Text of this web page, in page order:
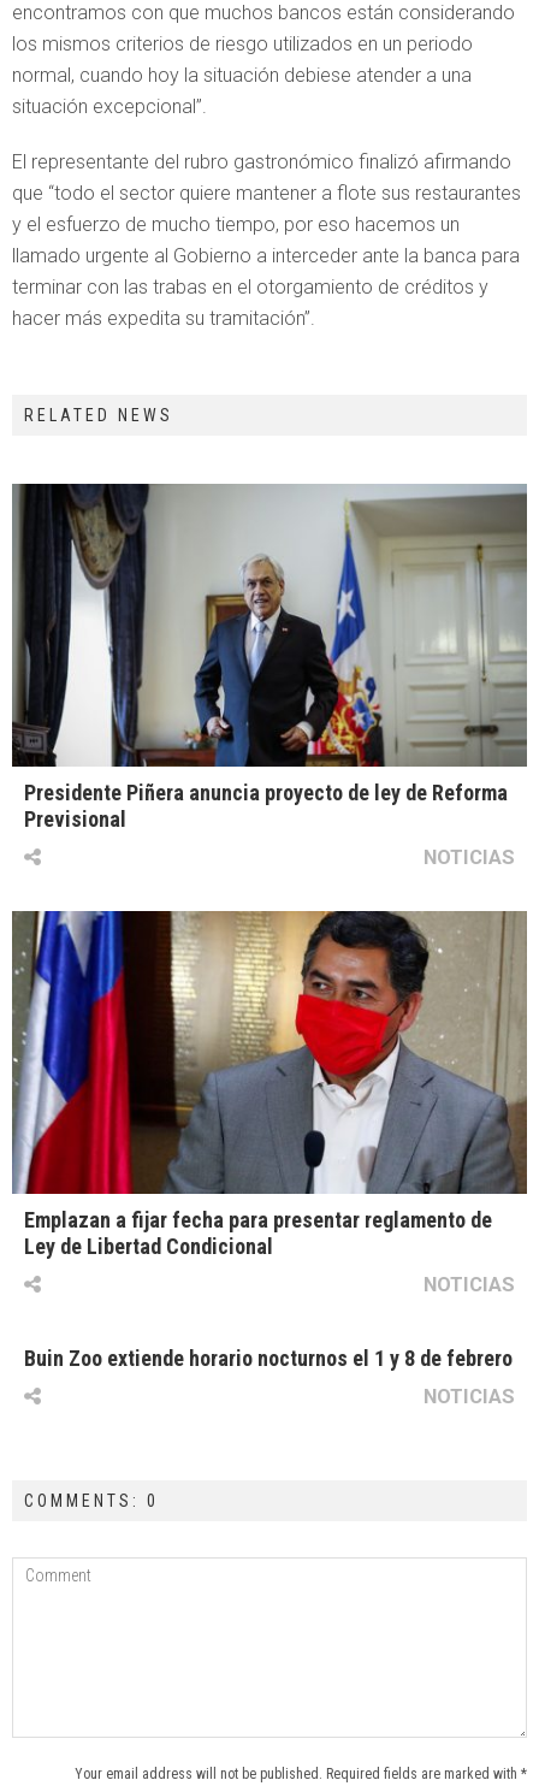
encontramos con que muchos bancos están considerando
los mismos criterios de riesgo utilizados en un periodo
normal, cuando hoy la situación debiese atender a una
situación excepcional”.
El representante del rubro gastronómico finalizó afirmando
que “todo el sector quiere mantener a flote sus restaurantes
y el esfuerzo de mucho tiempo, por eso hacemos un
llamado urgente al Gobierno a interceder ante la banca para
terminar con las trabas en el otorgamiento de créditos y
hacer más expedita su tramitación”.
RELATED NEWS
Presidente Piñera anuncia proyecto de ley de Reforma
Previsional
NOTICIAS
Emplazan a fijar fecha para presentar reglamento de
Ley de Libertad Condicional
NOTICIAS
Buin Zoo extiende horario nocturnos el 1 y 8 de febrero
NOTICIAS
COMMENTS: 0
Your email address will not be published. Required fields are marked with *